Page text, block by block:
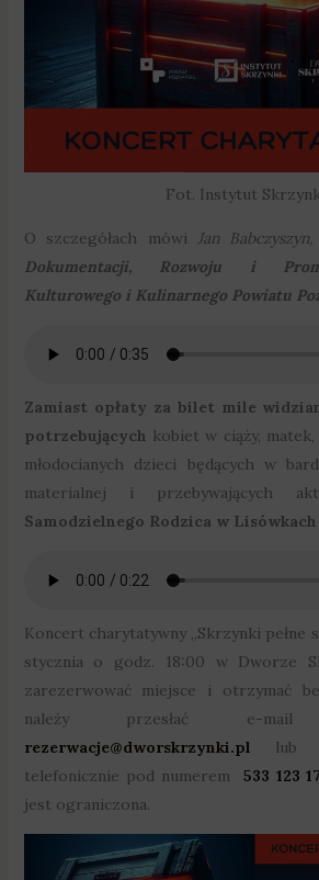
Fot. Instytut
O szczegółach mówi Jan
Dokumentacji, Rozwoju i
Kulturowego i Kulinarnego Powiatu
Zamiast opłaty za bilet mile
potrzebujących kobiet w ciąży,
młodocianych dzieci będących w
materialnej i przebywających
Samodzielnego Rodzica w Lisówkach
Koncert charytatywny „Skrzynki pełne
stycznia o godz. 18:00 w Dworze
zarezerwować miejsce i otrzymać
należy przesłać e-
rezerwacje@dworskrzynki.pl lub
telefonicznie pod numerem 533 123
jest ograniczona.